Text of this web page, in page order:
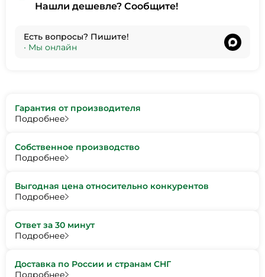
Нашли дешевле? Сообщите!
Есть вопросы? Пишите!
• Мы онлайн
Гарантия от производителя
Подробнее
Собственное производство
Подробнее
Выгодная цена относительно конкурентов
Подробнее
Ответ за 30 минут
Подробнее
Доставка по России и странам СНГ
Подробнее